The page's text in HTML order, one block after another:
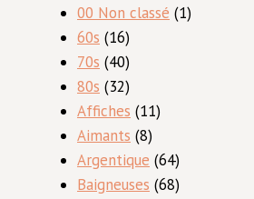
00 Non classé 11
60s 1616
produits
70s 4040
produits
80s 3232
produits
Affiches 1111
Aimants 88
produits
Argentique 6464
produits
Baigneuses 6868